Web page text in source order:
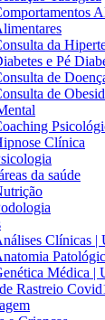
da
e Pé
de
de
Clínica
da saúde
Clínicas
Médica
Rastreio